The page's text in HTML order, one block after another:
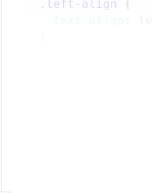
.left-align
{